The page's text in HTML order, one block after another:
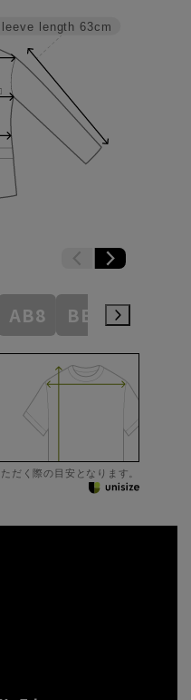
length 63cm
AB8 BE3 BE4
だく際の目安となります。